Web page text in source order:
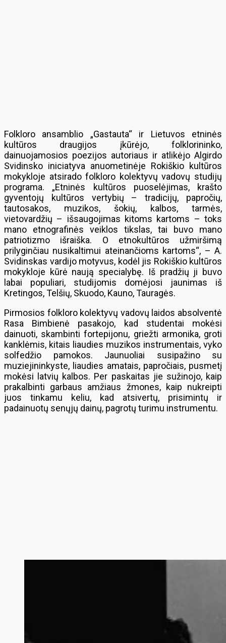
Folkloro ansamblio „Gastauta“ ir Lietuvos etninės
kultūros draugijos įkūrėjo, folklorininko,
dainuojamosios poezijos autoriaus ir atlikėjo Algirdo
Svidinsko iniciatyva anuometinėje Rokiškio kultūros
mokykloje atsirado folkloro kolektyvų vadovų studijų
programa. „Etninės kultūros puoselėjimas, krašto
gyventojų kultūros vertybių – tradicijų, papročių,
tautosakos, muzikos, šokių, kalbos, tarmės,
vietovardžių – išsaugojimas kitoms kartoms – toks
mano etnografinės veiklos tikslas, tai buvo mano
patriotizmo išraiška. O etnokultūros užmiršimą
prilyginčiau nusikaltimui ateinančioms kartoms“, – A.
Svidinskas vardijo motyvus, kodėl jis Rokiškio kultūros
mokykloje kūrė naują specialybę. Iš pradžių ji buvo
labai populiari, studijomis domėjosi jaunimas iš
Kretingos, Telšių, Skuodo, Kauno, Tauragės.
Pirmosios folkloro kolektyvų vadovų laidos absolventė
Rasa Bimbienė pasakojo, kad studentai mokėsi
dainuoti, skambinti fortepijonu, griežti armonika, groti
kanklėmis, kitais liaudies muzikos instrumentais, vyko
solfedžio pamokos. Jaunuoliai susipažino su
muziejininkyste, liaudies amatais, papročiais, pusmetį
mokėsi latvių kalbos. Per paskaitas jie sužinojo, kaip
prakalbinti garbaus amžiaus žmones, kaip nukreipti
juos tinkamu keliu, kad atsivertų, prisimintų ir
padainuotų senųjų dainų, pagrotų turimu instrumentu.